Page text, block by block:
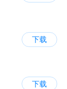
下载
下载